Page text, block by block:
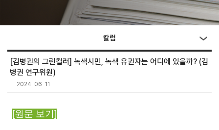
칼럼
[김병권의 그린컬러] 녹색시민, 녹색 유권자는 어디에 있을까? (김
병권 연구위원)
2024-06-11
[원문 보기]